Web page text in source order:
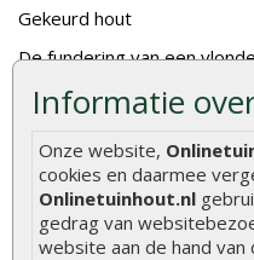
Informatie
Onze website,
cookies en daarmee
Onlinetuinhout.nl
gedrag van
website aan de hand
Gekeurd hout
De fundering van een
Hoe zelf een houten
Hoe betonpaal plaatsen
Hoe schutting plaatsen